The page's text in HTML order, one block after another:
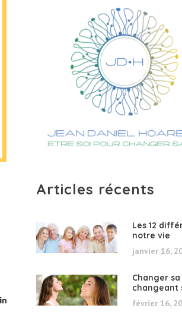
Articles récents
Les 12
notre vie
janvier 16,
Changer
changeant
février 16,